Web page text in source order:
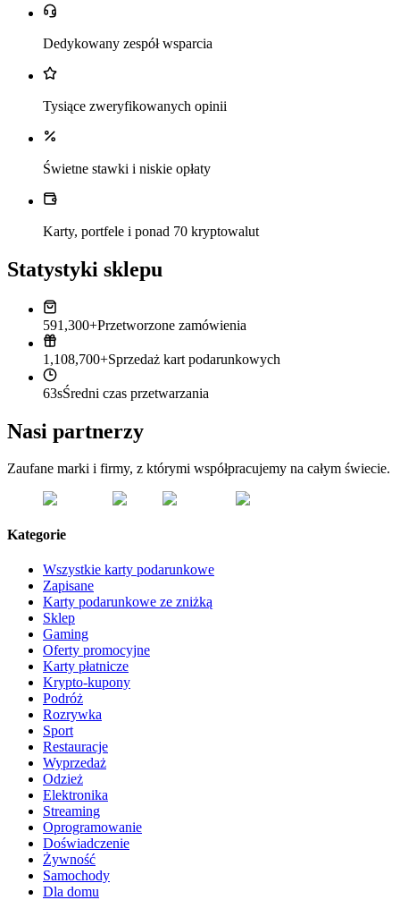
Dedykowany zespół wsparcia
Tysiące zweryfikowanych opinii
Świetne stawki i niskie opłaty
Karty, portfele i ponad 70 kryptowalut
Statystyki sklepu
591,300+Przetworzone zamówienia
1,108,700+Sprzedaż kart podarunkowych
63sŚredni czas przetwarzania
Nasi partnerzy
Zaufane marki i firmy, z którymi współpracujemy na całym świecie.
Kategorie
Wszystkie karty podarunkowe
Zapisane
Karty podarunkowe ze zniżką
Sklep
Gaming
Oferty promocyjne
Karty płatnicze
Krypto-kupony
Podróż
Rozrywka
Sport
Restauracje
Wyprzedaż
Odzież
Elektronika
Streaming
Oprogramowanie
Doświadczenie
Żywność
Samochody
Dla domu